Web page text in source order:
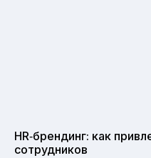
HR‑брендинг: как
сотрудников